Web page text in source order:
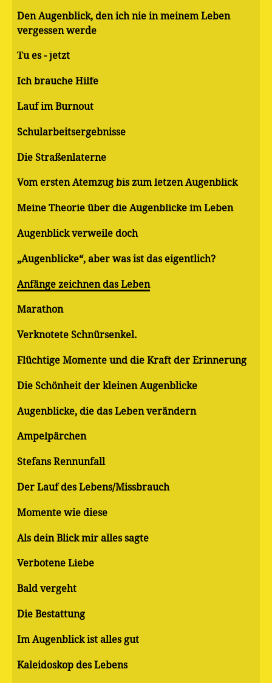
Den Augenblick, den ich nie in meinem Leben
vergessen werde
Tu es - jetzt
Ich brauche Hilfe
Lauf im Burnout
Schularbeitsergebnisse
Die Straßenlaterne
Vom ersten Atemzug bis zum letzen Augenblick
Meine Theorie über die Augenblicke im Leben
Augenblick verweile doch
„Augenblicke“, aber was ist das eigentlich?
Anfänge zeichnen das Leben
Marathon
Verknotete Schnürsenkel.
Flüchtige Momente und die Kraft der Erinnerung
Die Schönheit der kleinen Augenblicke
Augenblicke, die das Leben verändern
Ampelpärchen
Stefans Rennunfall
Der Lauf des Lebens/Missbrauch
Momente wie diese
Als dein Blick mir alles sagte
Verbotene Liebe
Bald vergeht
Die Bestattung
Im Augenblick ist alles gut
Kaleidoskop des Lebens